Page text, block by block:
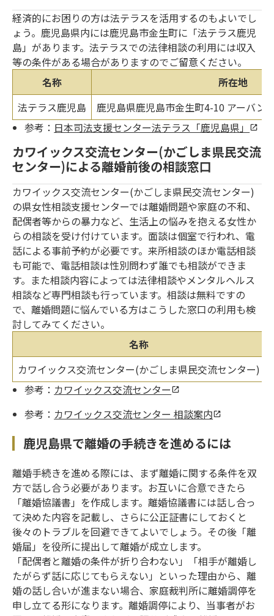
経済的にお困りの方は法テラスを活用するのもよいでし
ょう。鹿児島県内には鹿児島市金生町に「法テラス鹿児
島」があります。法テラスでの法律相談の利用には収入
等の条件がある場合がありますのでご留意ください。
名称
所在地
法テラス鹿児島
鹿児島県鹿児島市金生町4-10 アーバン
参考： 日本司法支援センター法テラス「鹿児島県」
カワイックス交流センター(かごしま県民交流
センター)による離婚前後の相談窓口
カワイックス交流センター(かごしま県民交流センター)
の県女性相談支援センターでは離婚問題や家庭の不和、
配偶者等からの暴力など、生活上の悩みを抱える女性か
らの相談を受け付けています。面談は個室で行われ、電
話による事前予約が必要です。来所相談のほか電話相談
も可能で、電話相談は性別問わず誰でも相談ができま
す。また相談内容によっては法律相談やメンタルヘルス
相談など専門相談も行っています。相談は無料ですの
で、離婚問題に悩んでいる方はこうした窓口の利用も検
討してみてください。
名称
カワイックス交流センター(かごしま県民交流センター)
参考： カワイックス交流センター
参考： カワイックス交流センター 相談案内
鹿児島県で離婚の手続きを進めるには
離婚手続きを進める際には、まず離婚に関する条件を双
方で話し合う必要があります。お互いに合意できたら
「離婚協議書」を作成します。離婚協議書には話し合っ
て決めた内容を記載し、さらに公正証書にしておくと
後々のトラブルを回避できてよいでしょう。その後「離
婚届」を役所に提出して離婚が成立します。
「配偶者と離婚の条件が折り合わない」「相手が離婚し
たがらず話に応じてもらえない」といった理由から、離
婚の話し合いが進まない場合、家庭裁判所に離婚調停を
申し立てる形になります。離婚調停により、当事者がお